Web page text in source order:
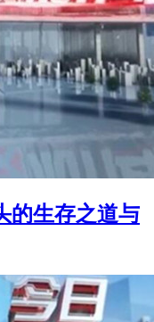
的生存之道与